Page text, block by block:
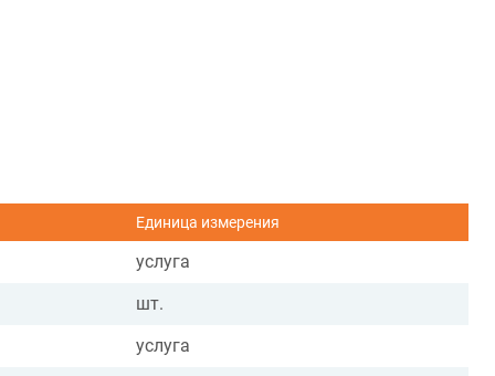
Единица измерения
услуга
шт.
услуга